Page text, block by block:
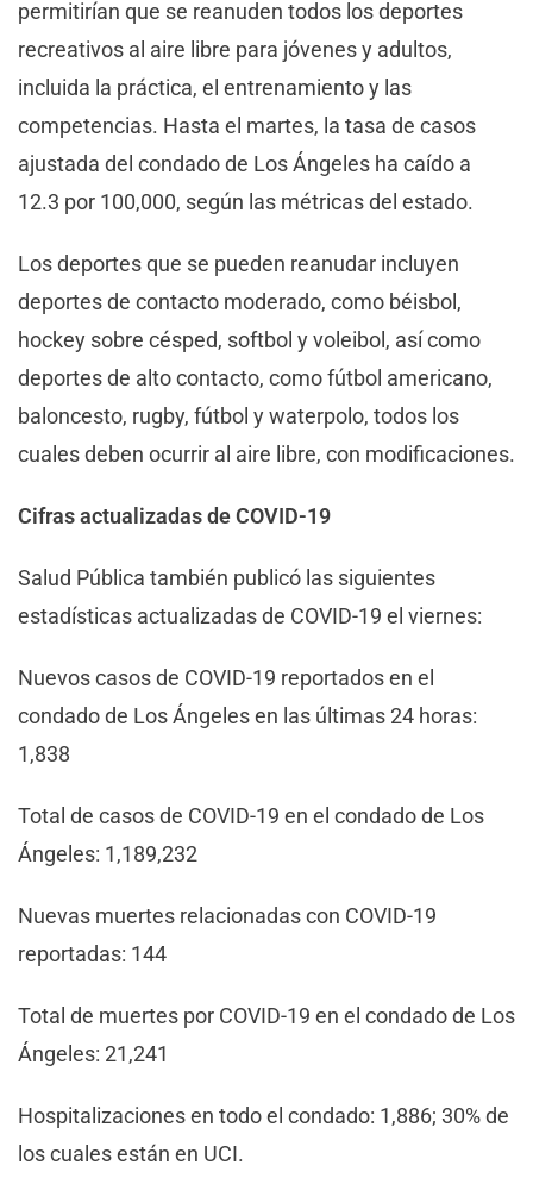
permitirían que se reanuden todos los deportes
recreativos al aire libre para jóvenes y adultos,
incluida la práctica, el entrenamiento y las
competencias. Hasta el martes, la tasa de casos
ajustada del condado de Los Ángeles ha caído a
12.3 por 100,000, según las métricas del estado.
Los deportes que se pueden reanudar incluyen
deportes de contacto moderado, como béisbol,
hockey sobre césped, softbol y voleibol, así como
deportes de alto contacto, como fútbol americano,​​
baloncesto, rugby, fútbol y waterpolo, todos los
cuales deben ocurrir al aire libre, con modificaciones.
Cifras actualizadas de COVID-19
Salud Pública también publicó las siguientes
estadísticas actualizadas de COVID-19 el viernes:
Nuevos casos de COVID-19 reportados en el
condado de Los Ángeles en las últimas 24 horas:
1,838
Total de casos de COVID-19 en el condado de Los
Ángeles: 1,189,232
Nuevas muertes relacionadas con COVID-19
reportadas: 144
Total de muertes por COVID-19 en el condado de Los
Ángeles: 21,241
Hospitalizaciones en todo el condado: 1,886; 30% de
los cuales están en UCI.